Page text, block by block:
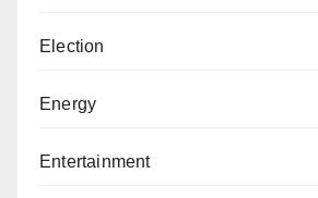
Election
Energy
Entertainment